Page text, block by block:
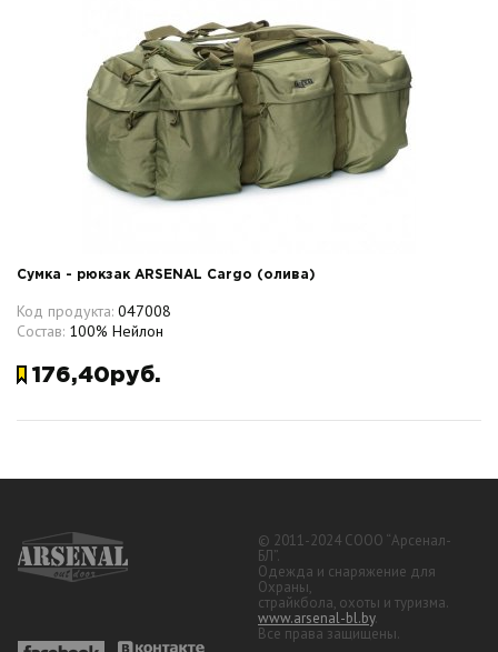
Сумка - рюкзак ARSENAL Cargo (олива)
Код продукта: 047008
Состав: 100% Нейлон
176,40руб.
© 2011-2024 СООО “Арсенал-
БЛ”.
Одежда и снаряжение для
Охраны,
страйкбола, охоты и туризма.
www.arsenal-bl.by.
Все права защищены.